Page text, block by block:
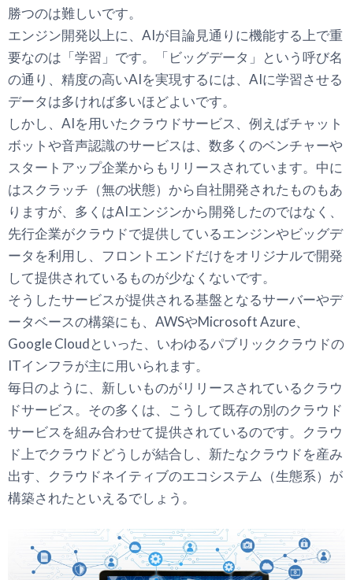
勝つのは難しいです。
エンジン開発以上に、AIが目論見通りに機能する上で重
要なのは「学習」です。「ビッグデータ」という呼び名
の通り、精度の高いAIを実現するには、AIに学習させる
データは多ければ多いほどよいです。
しかし、AIを用いたクラウドサービス、例えばチャット
ボットや音声認識のサービスは、数多くのベンチャーや
スタートアップ企業からもリリースされています。中に
はスクラッチ（無の状態）から自社開発されたものもあ
りますが、多くはAIエンジンから開発したのではなく、
先行企業がクラウドで提供しているエンジンやビッグデ
ータを利用し、フロントエンドだけをオリジナルで開発
して提供されているものが少なくないです。
そうしたサービスが提供される基盤となるサーバーやデ
ータベースの構築にも、AWSやMicrosoft Azure、
Google Cloudといった、いわゆるパブリッククラウドの
ITインフラが主に用いられます。
毎日のように、新しいものがリリースされているクラウ
ドサービス。その多くは、こうして既存の別のクラウド
サービスを組み合わせて提供されているのです。クラウ
ド上でクラウドどうしが結合し、新たなクラウドを産み
出す、クラウドネイティブのエコシステム（生態系）が
構築されたといえるでしょう。